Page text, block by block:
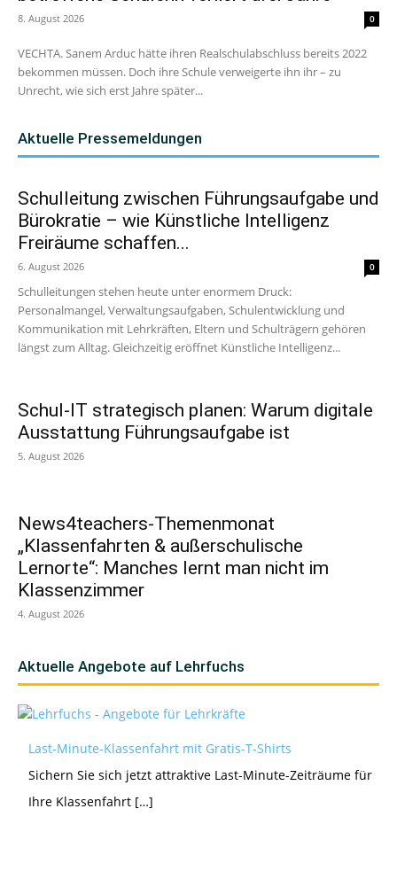
8. August 2026 0
VECHTA. Sanem Arduc hätte ihren Realschulabschluss bereits 2022
bekommen müssen. Doch ihre Schule verweigerte ihn ihr – zu
Unrecht, wie sich erst Jahre später...
Aktuelle Pressemeldungen
Schulleitung zwischen Führungsaufgabe und
Bürokratie – wie Künstliche Intelligenz
Freiräume schaffen...
6. August 2026 0
Schulleitungen stehen heute unter enormem Druck:
Personalmangel, Verwaltungsaufgaben, Schulentwicklung und
Kommunikation mit Lehrkräften, Eltern und Schulträgern gehören
längst zum Alltag. Gleichzeitig eröffnet Künstliche Intelligenz...
Schul-IT strategisch planen: Warum digitale
Ausstattung Führungsaufgabe ist
5. August 2026
News4teachers-Themenmonat
„Klassenfahrten & außerschulische
Lernorte“: Manches lernt man nicht im
Klassenzimmer
4. August 2026
Aktuelle Angebote auf Lehrfuchs
Last-Minute-Klassenfahrt mit Gratis-T-Shirts
Sichern Sie sich jetzt attraktive Last-Minute-Zeiträume für
Ihre Klassenfahrt […]